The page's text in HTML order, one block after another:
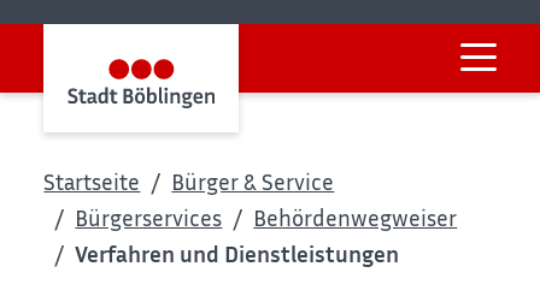
Startseite
Bürger & Service
Bürgerservices
Behördenwegweiser
Verfahren und Dienstleistungen